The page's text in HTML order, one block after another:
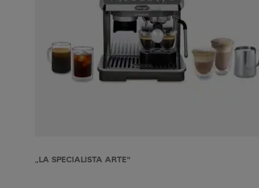
„LA SPECIALISTA ARTE“